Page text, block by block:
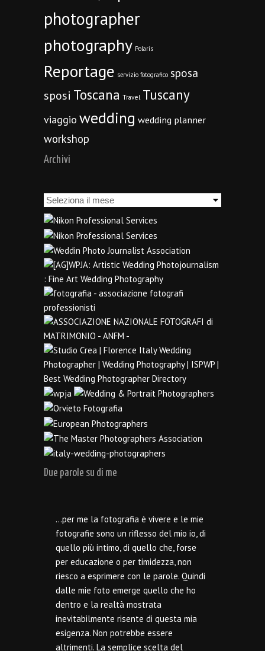
photographer
photography Polaris
Reportage servizio fotografico sposa
sposi Toscana Travel Tuscany
viaggio wedding wedding planner
workshop
Archivi
Archivi
Due parole su di me
…per me la fotografia è vivere e le mie
fotografie sono un riflesso del mio io, di
quello più intimo, di quello che, forse
per educazione o per timidezza, non
riesco a esprimere con le parole. Quindi
dalle mie foto emerge quello che ho
dentro e la realtà mostrata
inevitabilmente risente di questa mia
esigenza. Non potrebbe essere
altrimenti. La semplice scelta del